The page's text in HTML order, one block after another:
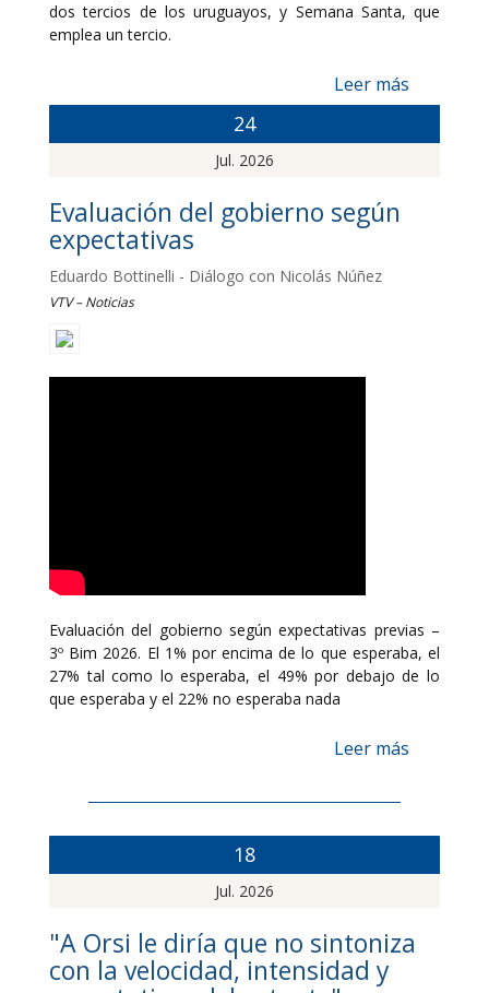
dos tercios de los uruguayos, y Semana Santa, que
emplea un tercio.
Leer más
24
Jul. 2026
Evaluación del gobierno según
expectativas
Eduardo Bottinelli - Diálogo con Nicolás Núñez
VTV – Noticias
Evaluación del gobierno según expectativas previas –
3º Bim 2026. El 1% por encima de lo que esperaba, el
27% tal como lo esperaba, el 49% por debajo de lo
que esperaba y el 22% no esperaba nada
Leer más
18
Jul. 2026
"A Orsi le diría que no sintoniza
con la velocidad, intensidad y